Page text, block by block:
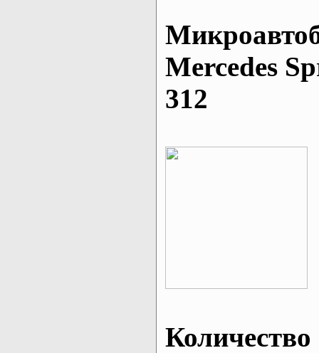
Mеrcedes
312
Количество